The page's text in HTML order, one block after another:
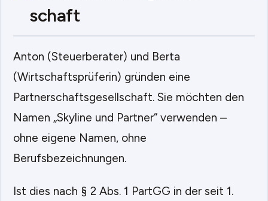
schaft
Anton (Steuerberater) und Berta
(Wirtschaftsprüferin) gründen eine
Partnerschaftsgesellschaft. Sie möchten den
Namen „Skyline und Partner“ verwenden –
ohne eigene Namen, ohne
Berufsbezeichnungen.
Ist dies nach § 2 Abs. 1 PartGG in der seit 1.